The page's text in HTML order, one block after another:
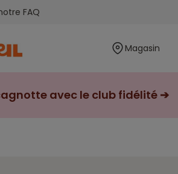
FAQ
Magasin
avec le club fidélité ➔